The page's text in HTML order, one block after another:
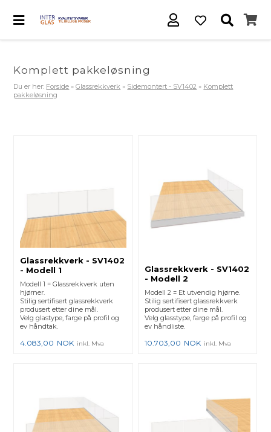
Komplett pakkeløsning
Du er her: Forside »Glassrekkverk » Sidemontert - SV1402 » Komplett
pakkeløsning
Glassrekkverk - SV1402
- Modell 1
Modell 1 = Glassrekkverk uten
hjørner.
Stilig sertifisert glassrekkverk
produsert etter dine mål.
Velg glastype, farge på profil og
ev håndtak.
4.083,00 NOK inkl. Mva
Glassrekkverk - SV1402
- Modell 2
Modell 2 = Et utvendig hjørne.
Stilig sertifisert glassrekkverk
produsert etter dine mål.
Velg glasstype, farge på profil og
ev håndliste.
10.703,00 NOK inkl. Mva